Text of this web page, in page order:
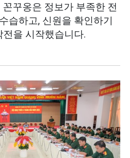
꾸옹은 정보가 부족한 전
습하고, 신원을 확인하기
을 시작했습니다.